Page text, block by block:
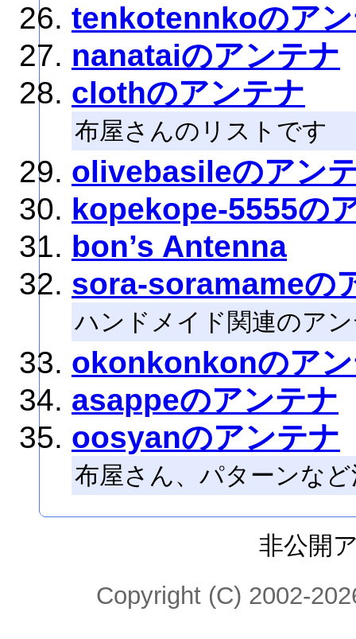
tenkotennkoのア
nanataiのアンテナ
clothのアンテナ
布屋さんのリストです
olivebasileのアン
kopekope-5555の
bon’s Antenna
sora-soramameの
ハンドメイド関連のア
okonkonkonのア
asappeのアンテナ
oosyanのアンテナ
布屋さん、パターンな
非公開
Copyright (C) 2002-